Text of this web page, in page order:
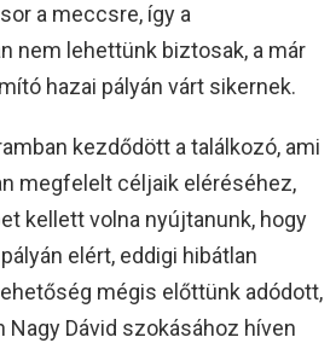
a meccsre, így a
nem lehettünk biztosak, a már
hazai pályán várt sikernek.
kezdődött a találkozó, ami
megfelelt céljaik eléréséhez,
kellett volna nyújtanunk, hogy
elért, eddigi hibátlan
mégis előttünk adódott,
Nagy Dávid szokásához híven